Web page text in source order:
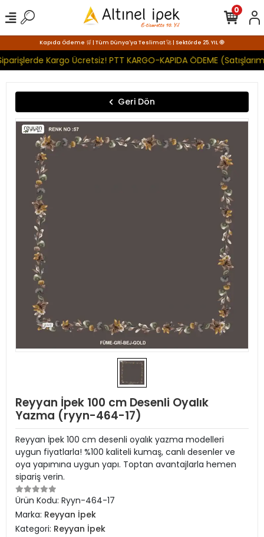
Kapıda Ödeme 🛒 | Tüm Dünya'ya Teslimat 🚀 | Sektörde 25. YIL 🧿
Kargo Ücretsiz! PTT KARGO-KAPIDA ÖDEME
0
Geri Dön
Reyyan İpek 100 cm Desenli Oyalık
Yazma (ryyn-464-17)
Reyyan İpek 100 cm desenli oyalık yazma modelleri
uygun fiyatlarla! %100 kaliteli kumaş, canlı desenler ve
oya yapımına uygun yapı. Toptan avantajlarla hemen
sipariş verin.
Ürün Kodu: Ryyn-464-17
Marka: Reyyan İpek
Kategori: Reyyan İpek